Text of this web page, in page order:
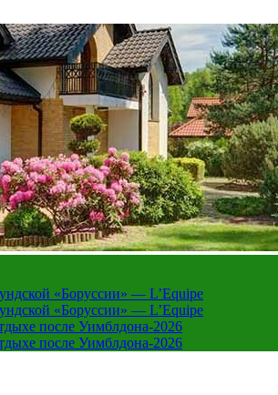
«Боруссии» — L’Equipe
«Боруссии» — L’Equipe
после Уимблдона-2026
после Уимблдона-2026